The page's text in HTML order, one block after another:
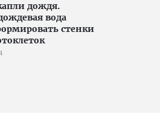
дождя.
вода
стенки